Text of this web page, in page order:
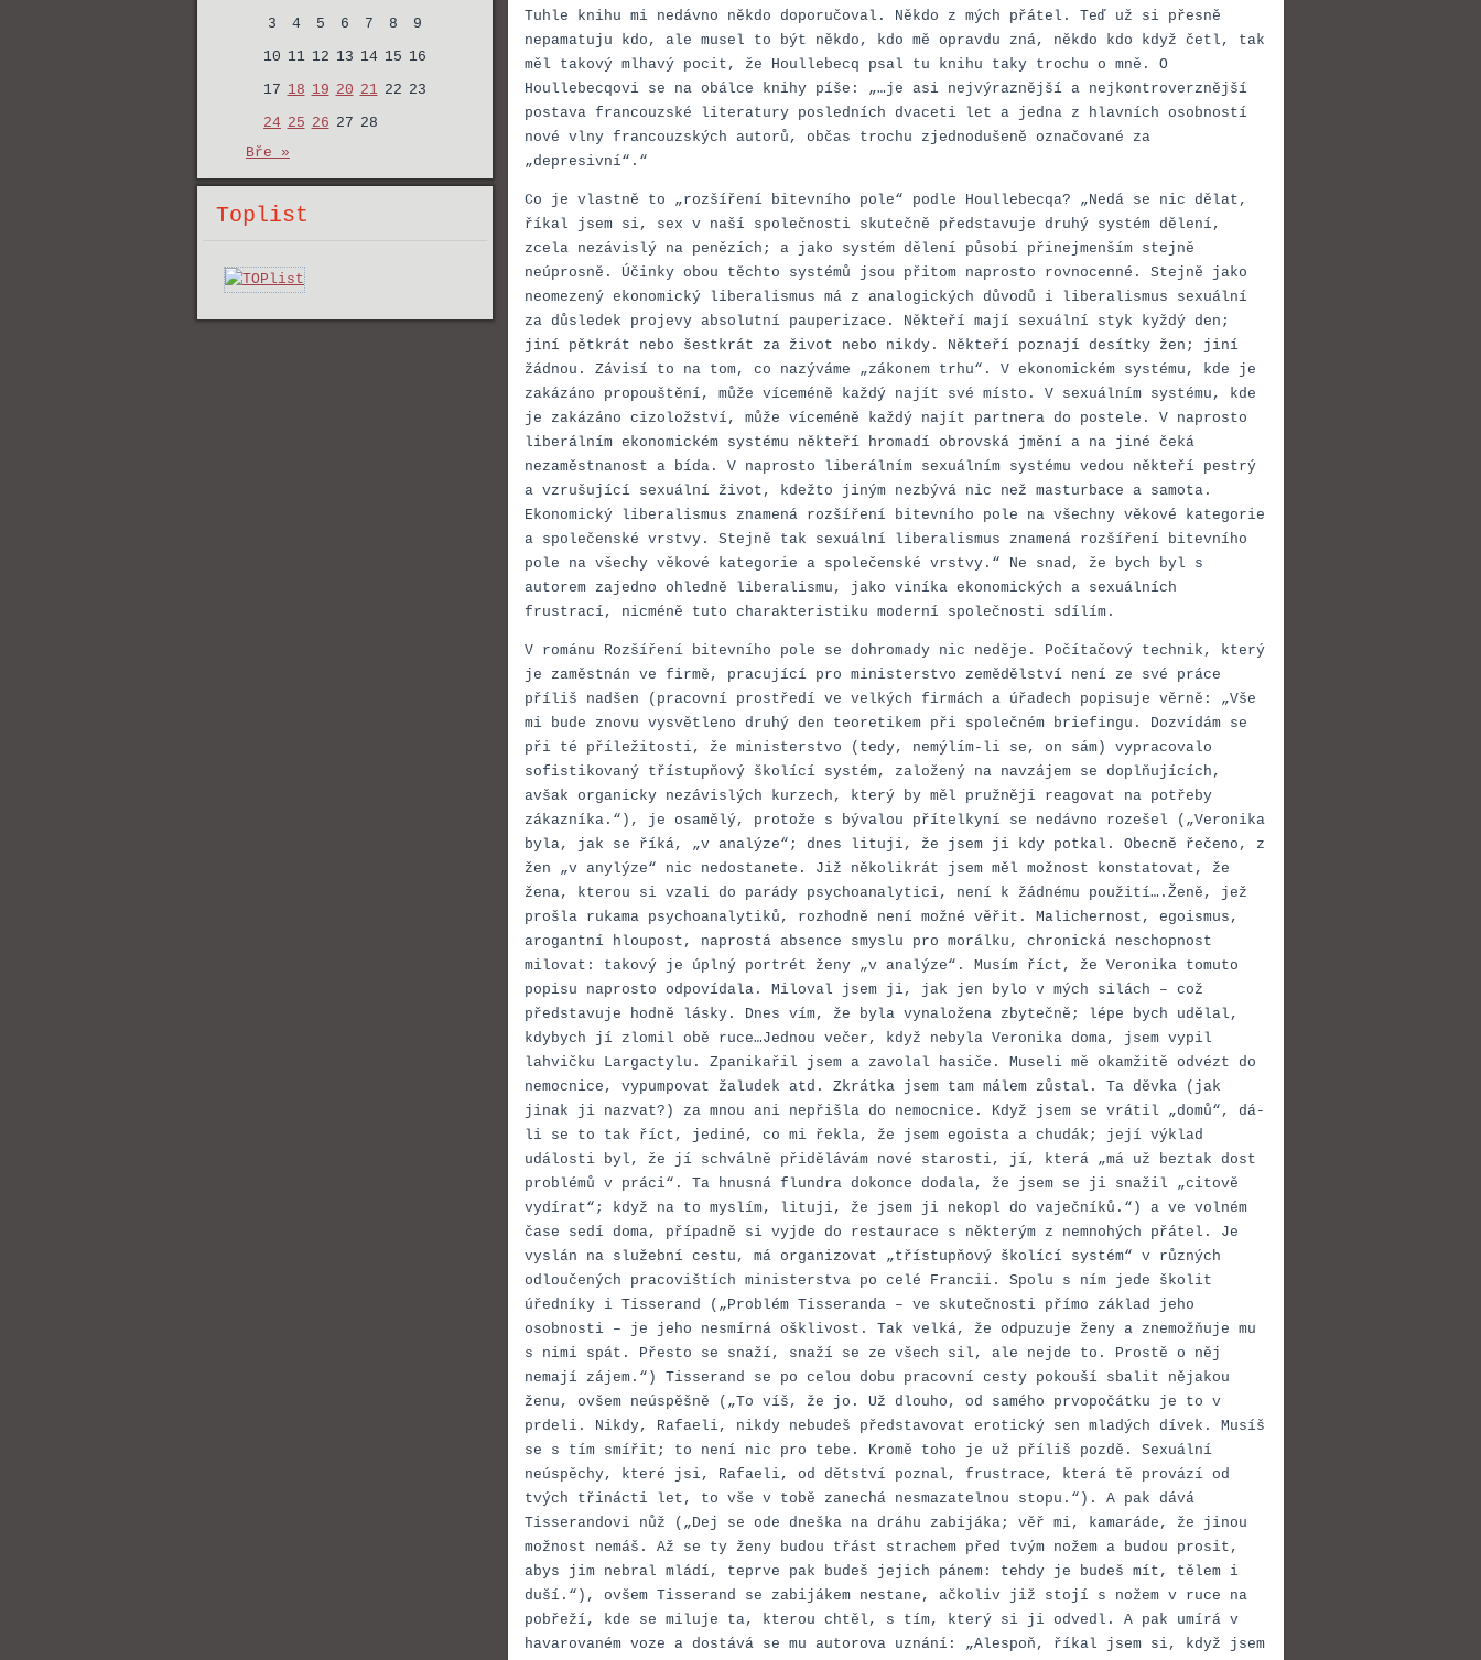
3
4 5 6 7 8
9
10 11 12 13 14 15 16
17 18 19 20 21 22 23
24 25 26 27 28
Bře »
Toplist
Tuhle knihu mi nedávno někdo doporučoval. Někdo z mých přátel. Teď už si přesně
nepamatuju kdo, ale musel to být někdo, kdo mě opravdu zná, někdo kdo když četl, tak
měl takový mlhavý pocit, že Houllebecq psal tu knihu taky trochu o mně. O
Houllebecqovi se na obálce knihy píše: „…je asi nejvýraznější a nejkontroverznější
postava francouzské literatury posledních dvaceti let a jedna z hlavních osobností
nové vlny francouzských autorů, občas trochu zjednodušeně označované za
„depresivní“.“
Co je vlastně to „rozšíření bitevního pole“ podle Houllebecqa? „Nedá se nic dělat,
říkal jsem si, sex v naší společnosti skutečně představuje druhý systém dělení,
zcela nezávislý na penězích; a jako systém dělení působí přinejmenším stejně
neúprosně. Účinky obou těchto systémů jsou přitom naprosto rovnocenné. Stejně jako
neomezený ekonomický liberalismus má z analogických důvodů i liberalismus sexuální
za důsledek projevy absolutní pauperizace. Někteří mají sexuální styk kyždý den;
jiní pětkrát nebo šestkrát za život nebo nikdy. Někteří poznají desítky žen; jiní
žádnou. Závisí to na tom, co nazýváme „zákonem trhu“. V ekonomickém systému, kde je
zakázáno propouštění, může víceméně každý najít své místo. V sexuálním systému, kde
je zakázáno cizoložství, může víceméně každý najít partnera do postele. V naprosto
liberálním ekonomickém systému někteří hromadí obrovská jmění a na jiné čeká
nezaměstnanost a bída. V naprosto liberálním sexuálním systému vedou někteří pestrý
a vzrušující sexuální život, kdežto jiným nezbývá nic než masturbace a samota.
Ekonomický liberalismus znamená rozšíření bitevního pole na všechny věkové kategorie
a společenské vrstvy. Stejně tak sexuální liberalismus znamená rozšíření bitevního
pole na všechy věkové kategorie a společenské vrstvy.“ Ne snad, že bych byl s
autorem zajedno ohledně liberalismu, jako viníka ekonomických a sexuálních
frustrací, nicméně tuto charakteristiku moderní společnosti sdílím.
V románu Rozšíření bitevního pole se dohromady nic neděje. Počítačový technik, který
je zaměstnán ve firmě, pracující pro ministerstvo zemědělství není ze své práce
příliš nadšen (pracovní prostředí ve velkých firmách a úřadech popisuje věrně: „Vše
mi bude znovu vysvětleno druhý den teoretikem při společném briefingu. Dozvídám se
při té příležitosti, že ministerstvo (tedy, nemýlím-li se, on sám) vypracovalo
sofistikovaný třístupňový školící systém, založený na navzájem se doplňujících,
avšak organicky nezávislých kurzech, který by měl pružněji reagovat na potřeby
zákazníka.“), je osamělý, protože s bývalou přítelkyní se nedávno rozešel („Veronika
byla, jak se říká, „v analýze“; dnes lituji, že jsem ji kdy potkal. Obecně řečeno, z
žen „v anylýze“ nic nedostanete. Již několikrát jsem měl možnost konstatovat, že
žena, kterou si vzali do parády psychoanalytici, není k žádnému použití….Ženě, jež
prošla rukama psychoanalytiků, rozhodně není možné věřit. Malichernost, egoismus,
arogantní hloupost, naprostá absence smyslu pro morálku, chronická neschopnost
milovat: takový je úplný portrét ženy „v analýze“. Musím říct, že Veronika tomuto
popisu naprosto odpovídala. Miloval jsem ji, jak jen bylo v mých silách – což
představuje hodně lásky. Dnes vím, že byla vynaložena zbytečně; lépe bych udělal,
kdybych jí zlomil obě ruce…Jednou večer, když nebyla Veronika doma, jsem vypil
lahvičku Largactylu. Zpanikařil jsem a zavolal hasiče. Museli mě okamžitě odvézt do
nemocnice, vypumpovat žaludek atd. Zkrátka jsem tam málem zůstal. Ta děvka (jak
jinak ji nazvat?) za mnou ani nepřišla do nemocnice. Když jsem se vrátil „domů“, dá-
li se to tak říct, jediné, co mi řekla, že jsem egoista a chudák; její výklad
události byl, že jí schválně přidělávám nové starosti, jí, která „má už beztak dost
problémů v práci“. Ta hnusná flundra dokonce dodala, že jsem se ji snažil „citově
vydírat“; když na to myslím, lituji, že jsem ji nekopl do vaječníků.“) a ve volném
čase sedí doma, případně si vyjde do restaurace s některým z nemnohých přátel. Je
vyslán na služební cestu, má organizovat „třístupňový školící systém“ v různých
odloučených pracovištích ministerstva po celé Francii. Spolu s ním jede školit
úředníky i Tisserand („Problém Tisseranda – ve skutečnosti přímo základ jeho
osobnosti – je jeho nesmírná ošklivost. Tak velká, že odpuzuje ženy a znemožňuje mu
s nimi spát. Přesto se snaží, snaží se ze všech sil, ale nejde to. Prostě o něj
nemají zájem.“) Tisserand se po celou dobu pracovní cesty pokouší sbalit nějakou
ženu, ovšem neúspěšně („To víš, že jo. Už dlouho, od samého prvopočátku je to v
prdeli. Nikdy, Rafaeli, nikdy nebudeš představovat erotický sen mladých dívek. Musíš
se s tím smířit; to není nic pro tebe. Kromě toho je už příliš pozdě. Sexuální
neúspěchy, které jsi, Rafaeli, od dětství poznal, frustrace, která tě provází od
tvých třinácti let, to vše v tobě zanechá nesmazatelnou stopu.“). A pak dává
Tisserandovi nůž („Dej se ode dneška na dráhu zabijáka; věř mi, kamaráde, že jinou
možnost nemáš. Až se ty ženy budou třást strachem před tvým nožem a budou prosit,
abys jim nebral mládí, teprve pak budeš jejich pánem: tehdy je budeš mít, tělem i
duší.“), ovšem Tisserand se zabijákem nestane, ačkoliv již stojí s nožem v ruce na
pobřeží, kde se miluje ta, kterou chtěl, s tím, který si ji odvedl. A pak umírá v
havarovaném voze a dostává se mu autorova uznání: „Alespoň, říkal jsem si, když jsem